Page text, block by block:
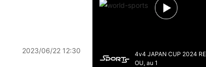
2023/06/22 12:30
4v4 JAPAN CUP 2024
OU, au 1